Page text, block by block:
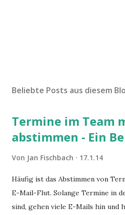
Beliebte Posts aus diesem
Termine im Team
abstimmen - Ein
Von Jan Fischbach 17.1.14
Häufig ist das Abstimmen von
E-Mail-Flut. Solange Termine in
sind, gehen viele E-Mails hin und